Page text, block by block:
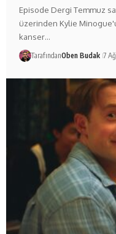
Episode Dergi Temmuz
üzerinden Kylie
kanser…
TarafındanOben Budak 7